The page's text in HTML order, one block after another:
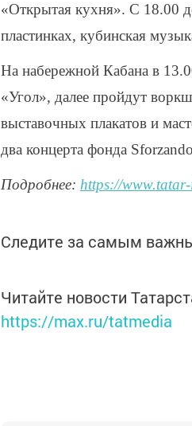
«Открытая кухня». С 18.00
пластинках, кубинская
На набережной Кабана в
«Угол», далее пройдут
выставочных плакатов и
два концерта фонда
Подробнее: https://
Следите за самым
Читайте новости
https://max.ru/tatmedia